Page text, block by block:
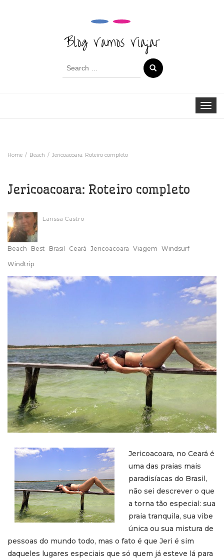
Blog Vamos Viajar
Search
for:
Toggle
Home Beach Jericoacoara: Roteiro completo
Jericoacoara: Roteiro completo
Larissa Castro
Beach Best Brasil Ceará Jericoacoara Viagem Windsurf
Windtrip
Jericoacoara, no Ceará é
uma das praias mais
paradisíacas do Brasil,
não sei descrever o que
a torna tão especial: sua
praia tranquila, sua vibe
única ou sua mistura de
pessoas do mundo todo, mas o fato é que Jeri é sim
daqueles lugares especiais que só quem já esteve lá para